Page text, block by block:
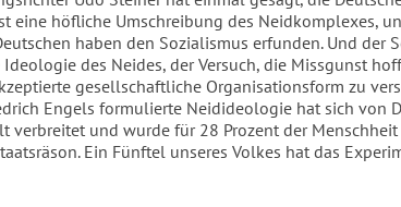
eine höfliche Umschreibung des Neidkomplexes,
haben den Sozialismus erfunden. Und der
des Neides, der Versuch, die Missgunst
gesellschaftliche Organisationsform zu
Engels formulierte Neidideologie hat sich von
verbreitet und wurde für 28 Prozent der
Ein Fünftel unseres Volkes hat das